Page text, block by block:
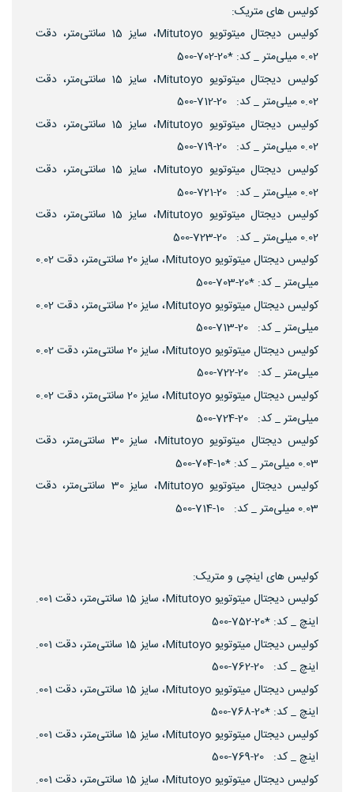
کولیس های متریک:
کولیس دیجتال میتوتویو Mitutoyo، سایز 15 سانتی‌متر، دقت
0.02 میلی‌متر _ کد: *20-702-500
کولیس دیجتال میتوتویو Mitutoyo، سایز 15 سانتی‌متر، دقت
0.02 میلی‌متر _ کد: 20-712-500
کولیس دیجتال میتوتویو Mitutoyo، سایز 15 سانتی‌متر، دقت
0.02 میلی‌متر _ کد: 20-719-500
کولیس دیجتال میتوتویو Mitutoyo، سایز 15 سانتی‌متر، دقت
0.02 میلی‌متر _ کد: 20-721-500
کولیس دیجتال میتوتویو Mitutoyo، سایز 15 سانتی‌متر، دقت
0.02 میلی‌متر _ کد: 20-723-500
کولیس دیجتال میتوتویو Mitutoyo، سایز 20 سانتی‌متر، دقت 0.02
میلی‌متر _ کد: *20-703-500
کولیس دیجتال میتوتویو Mitutoyo، سایز 20 سانتی‌متر، دقت 0.02
میلی‌متر _ کد: 20-713-500
کولیس دیجتال میتوتویو Mitutoyo، سایز 20 سانتی‌متر، دقت 0.02
میلی‌متر _ کد: 20-722-500
کولیس دیجتال میتوتویو Mitutoyo، سایز 20 سانتی‌متر، دقت 0.02
میلی‌متر _ کد: 20-724-500
کولیس دیجتال میتوتویو Mitutoyo، سایز 30 سانتی‌متر، دقت
0.03 میلی‌متر _ کد: *10-704-500
کولیس دیجتال میتوتویو Mitutoyo، سایز 30 سانتی‌متر، دقت
0.03 میلی‌متر _ کد: 10-714-500
کولیس های اینچی و متریک:
کولیس دیجتال میتوتویو Mitutoyo، سایز 15 سانتی‌متر، دقت 001.
اینچ _ کد: *20-752-500
کولیس دیجتال میتوتویو Mitutoyo، سایز 15 سانتی‌متر، دقت 001.
اینچ _ کد: 20-762-500
کولیس دیجتال میتوتویو Mitutoyo، سایز 15 سانتی‌متر، دقت 001.
اینچ _ کد: *20-768-500
کولیس دیجتال میتوتویو Mitutoyo، سایز 15 سانتی‌متر، دقت 001.
اینچ _ کد: 20-769-500
کولیس دیجتال میتوتویو Mitutoyo، سایز 15 سانتی‌متر، دقت 001.